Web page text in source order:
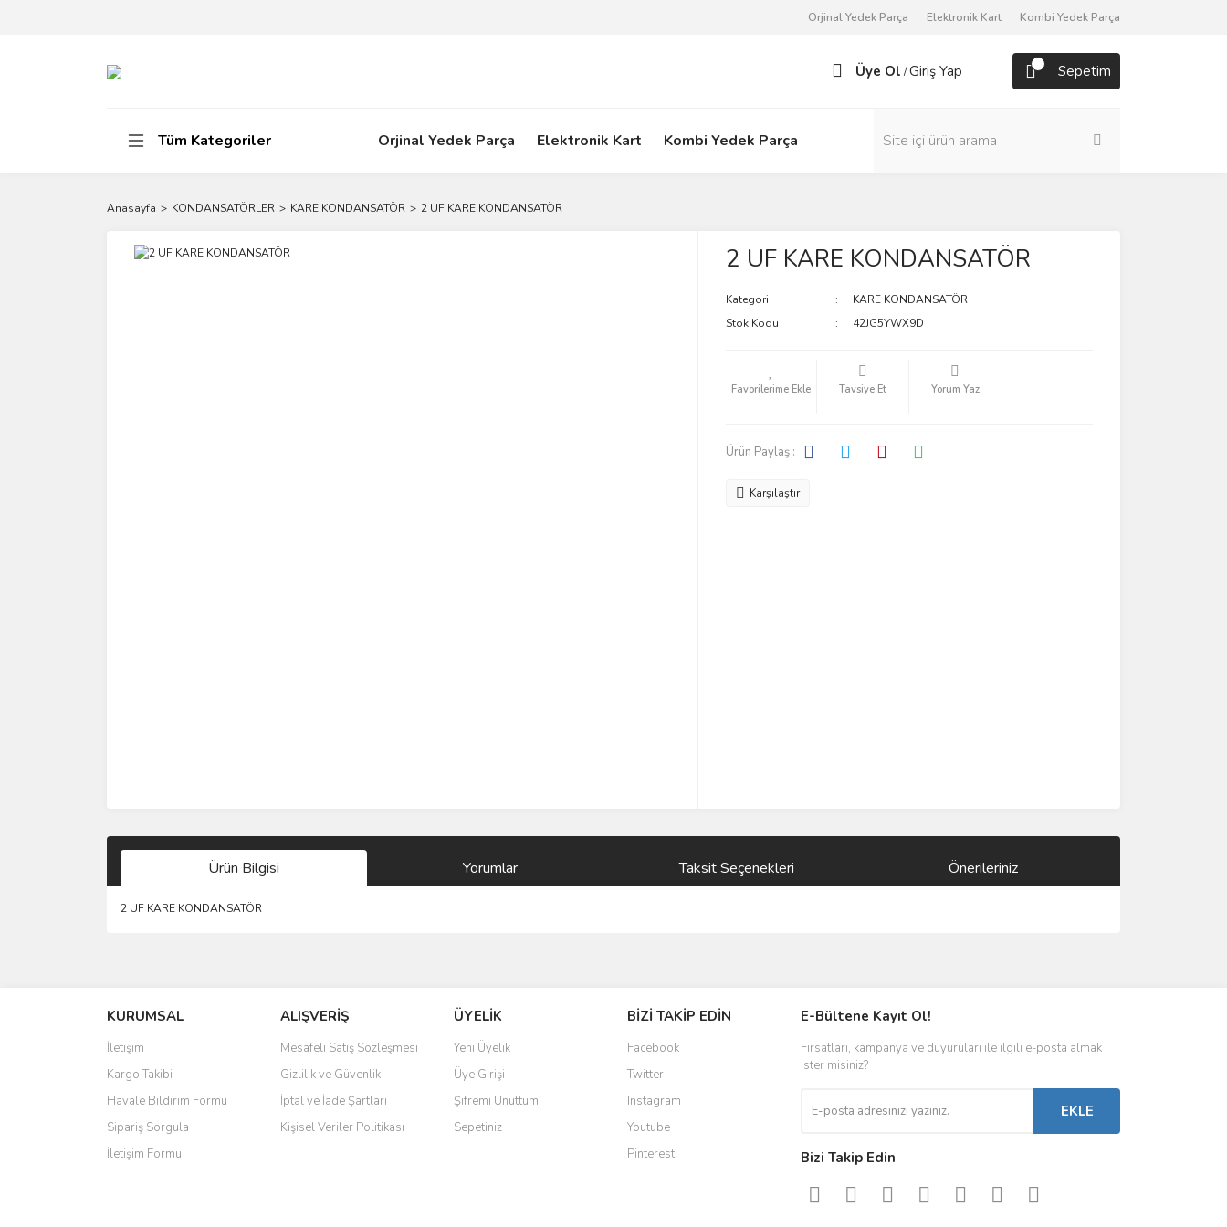
Orjinal Yedek Parça Elektronik Kart Kombi Yedek Parça
Üye Ol /Giriş Yap Sepetim
Tüm Kategoriler Orjinal Yedek Parça Elektronik Kart Kombi Yedek Parça
Anasayfa KONDANSATÖRLER KARE KONDANSATÖR 2 UF KARE KONDANSATÖR
2 UF KARE KONDANSATÖR
Kategori
KARE KONDANSATÖR
Stok Kodu
42JG5YWX9D
Tavsiye Et Yorum Yaz
Ürün Paylaş :
Karşılaştır
Ürün Bilgisi Yorumlar Taksit Seçenekleri Önerileriniz
2 UF KARE KONDANSATÖR
Ürün resmi kalitesiz, bozuk veya görüntülenemiyor.
Ürün açıklamasında eksik bilgiler bulunuyor.
Ürün bilgilerinde hatalar bulunuyor.
Ürün fiyatı diğer sitelerden daha pahalı.
Bu ürüne benzer farklı alternatifler olmalı.
KURUMSAL
İletişim
Kargo Takibi
Havale Bildirim Formu
Sipariş Sorgula
İletişim Formu
ALIŞVERİŞ
Mesafeli Satış Sözleşmesi
Gizlilik ve Güvenlik
İptal ve İade Şartları
Kişisel Veriler Politikası
ÜYELİK
Yeni Üyelik
Üye Girişi
Şifremi Unuttum
Sepetiniz
BİZİ TAKİP EDİN
Facebook
Twitter
Instagram
Youtube
Pinterest
E-Bültene Kayıt Ol!
Fırsatları, kampanya ve duyuruları ile ilgili e-posta almak
ister misiniz?
EKLE
Bizi Takip Edin